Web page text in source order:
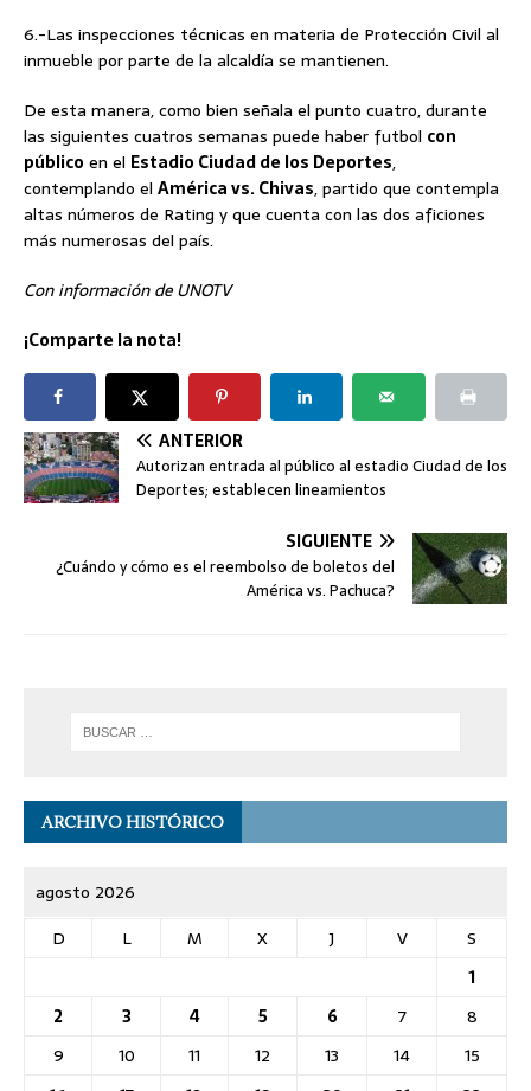
6.-Las inspecciones técnicas en materia de Protección Civil al
inmueble por parte de la alcaldía se mantienen.
De esta manera, como bien señala el punto cuatro, durante
las siguientes cuatros semanas puede haber futbol con
público en el Estadio Ciudad de los Deportes,
contemplando el América vs. Chivas, partido que contempla
altas números de Rating y que cuenta con las dos aficiones
más numerosas del país.
Con información de UNOTV
¡Comparte la nota!
ANTERIOR
Autorizan entrada al público al estadio Ciudad de los
Deportes; establecen lineamientos
SIGUIENTE
¿Cuándo y cómo es el reembolso de boletos del
América vs. Pachuca?
ARCHIVO HISTÓRICO
agosto 2026
D
L M X J V
S
1
2
3 4 5 6 7
8
9
10 11 12 13 14
15